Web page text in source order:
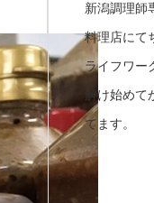
新潟調理師
料理店にて
ライフワー
解け始めて
てます。